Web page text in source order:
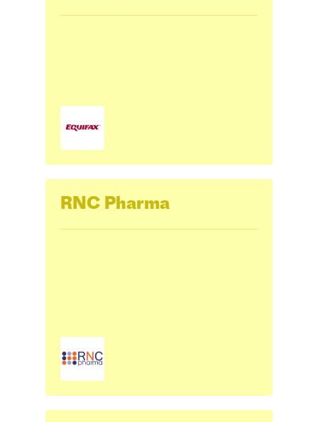
RNC Pharma